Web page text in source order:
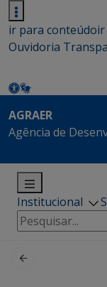
ir para conteúdoir
Ouvidoria
AGRAER
Agência de
Institucional
Pesquisar
por: